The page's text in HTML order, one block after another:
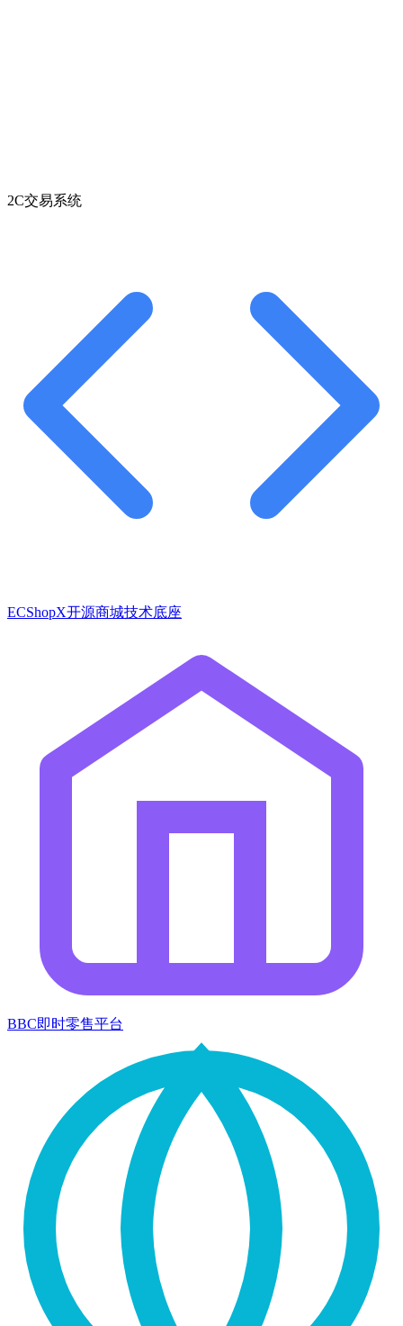
2C交易系统
ECShopX开源商城技术底座
BBC即时零售平台